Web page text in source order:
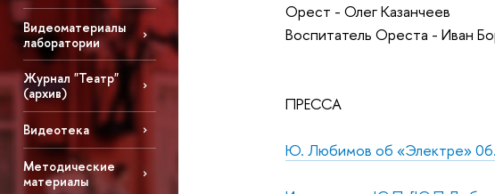
Видеоматериалы
лаборатории
Журнал "Театр"
(архив)
Видеотека
Методические
материалы
Орест - Олег Казанчеев
Воспитатель Ореста - Иван
ПРЕССА
Ю. Любимов об «Электре»